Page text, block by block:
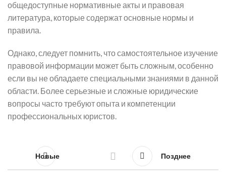
общедоступные нормативные акты и правовая
литература, которые содержат основные нормы и
правила.
Однако, следует помнить, что самостоятельное изучение
правовой информации может быть сложным, особенно
если вы не обладаете специальными знаниями в данной
области. Более серьезные и сложные юридические
вопросы часто требуют опыта и компетенции
профессиональных юристов.
Новые Позднее